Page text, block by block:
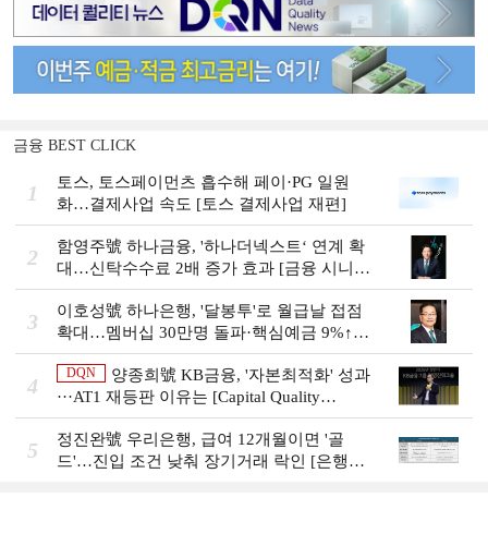
금융 BEST CLICK
1
토스, 토스페이먼츠 흡수해 페이·PG 일원
화…결제사업 속도 [토스 결제사업 재편]
2
함영주號 하나금융, '하나더넥스트‘ 연계 확
대…신탁수수료 2배 증가 효과 [금융 시니어
비즈니스 돋보기]
3
이호성號 하나은행, '달봉투'로 월급날 접점
확대…멤버십 30만명 돌파·핵심예금 9%↑
[은행권 머니무브 대응 전략]
4
DQN
양종희號 KB금융, '자본최적화' 성과
···AT1 재등판 이유는 [Capital Quality
Review]]
5
정진완號 우리은행, 급여 12개월이면 '골
드'…진입 조건 낮춰 장기거래 락인 [은행권